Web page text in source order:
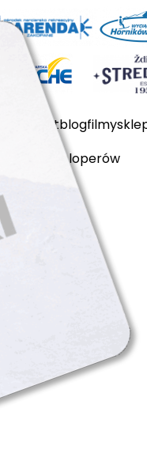
kontaktblogfilmy
dla developerów